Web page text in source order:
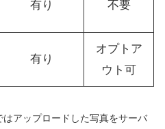
有り 不要
有り
オプトア
ウト可
アップロードした写真をサーバ